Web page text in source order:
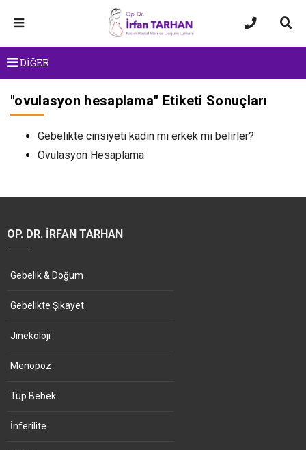
DİĞER
"ovulasyon hesaplama" Etiketi Sonuçları
Gebelikte cinsiyeti kadın mı erkek mi belirler?
Ovulasyon Hesaplama
OP. DR. İRFAN TARHAN
Gebelik & Doğum
Gebelikte Şikayet
Jinekoloji
Menopoz
Tüp Bebek
İnferilite